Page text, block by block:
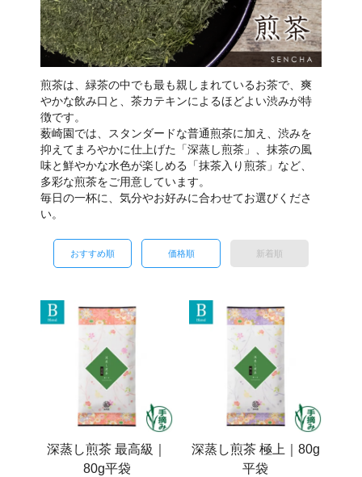
煎茶は、緑茶の中でも最も親しまれているお茶で、爽
やかな飲み口と、茶カテキンによるほどよい渋みが特
徴です。
薮崎園では、スタンダードな普通煎茶に加え、渋みを
抑えてまろやかに仕上げた「深蒸し煎茶」、抹茶の風
味と鮮やかな水色が楽しめる「抹茶入り煎茶」など、
多彩な煎茶をご用意しています。
毎日の一杯に、気分やお好みに合わせてお選びくださ
い。
おすすめ順 価格順 新着順
深蒸し煎茶 最高級｜
80g平袋
深蒸し煎茶 極上｜80g
平袋